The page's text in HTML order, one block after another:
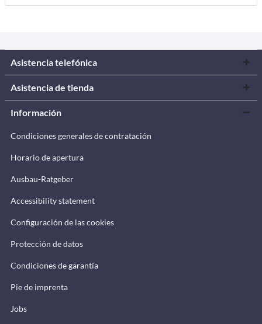
Asistencia telefónica
Asistencia de tienda
Información
Condiciones generales de contratación
Horario de apertura
Ausbau-Ratgeber
Accessibility statement
Configuración de las cookies
Protección de datos
Condiciones de garantía
Pie de imprenta
Jobs